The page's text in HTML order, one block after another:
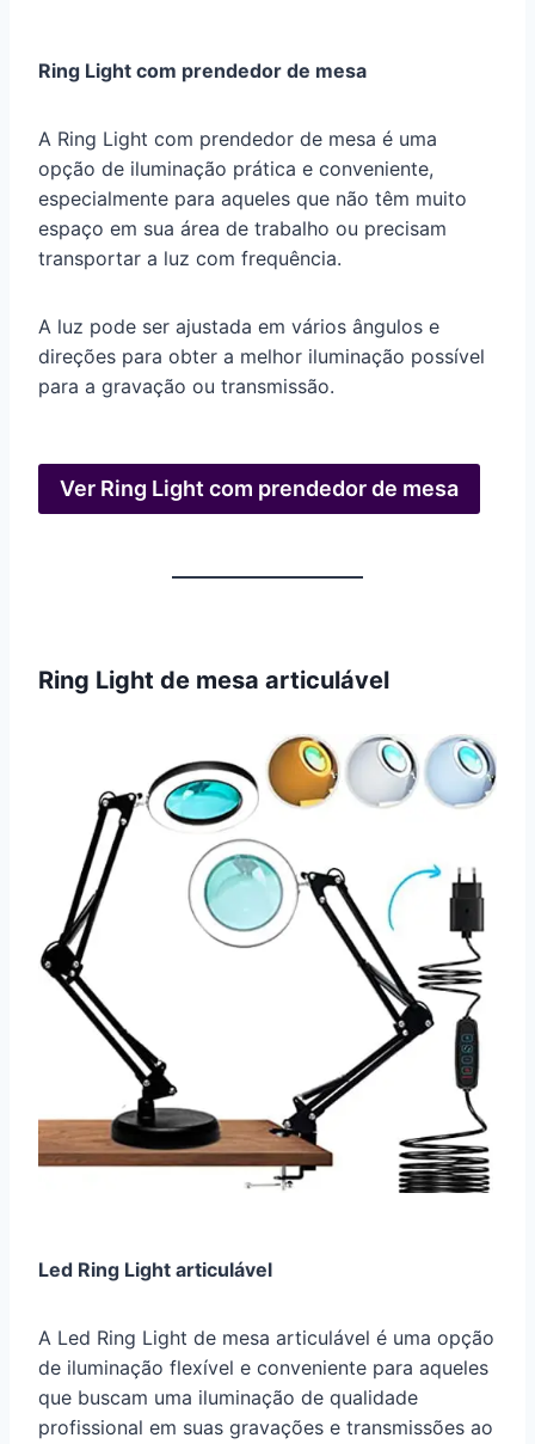
Ring Light com prendedor de mesa
A Ring Light com prendedor de mesa é uma
opção de iluminação prática e conveniente,
especialmente para aqueles que não têm muito
espaço em sua área de trabalho ou precisam
transportar a luz com frequência.
A luz pode ser ajustada em vários ângulos e
direções para obter a melhor iluminação possível
para a gravação ou transmissão.
Ver Ring Light com prendedor de mesa
Ring Light de mesa articulável
Led Ring Light articulável
A Led Ring Light de mesa articulável é uma opção
de iluminação flexível e conveniente para aqueles
que buscam uma iluminação de qualidade
profissional em suas gravações e transmissões ao